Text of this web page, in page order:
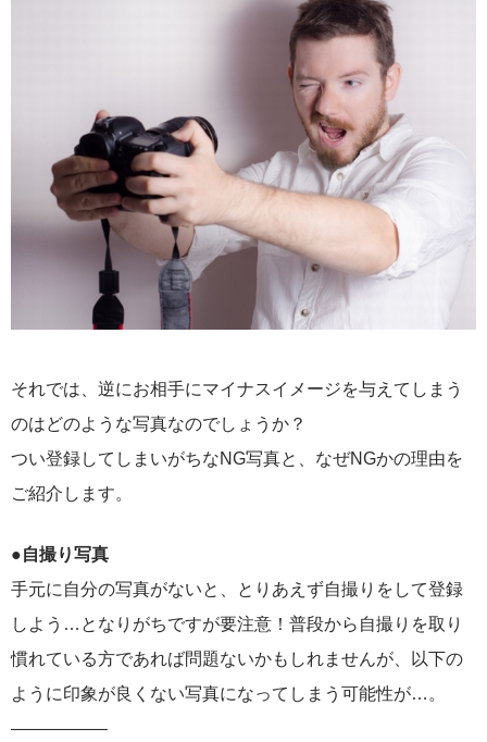
それでは、逆にお相手にマイナスイメージを与えてしまう
のはどのような写真なのでしょうか？
つい登録してしまいがちなNG写真と、なぜNGかの理由を
ご紹介します。
●自撮り写真
手元に自分の写真がないと、とりあえず自撮りをして登録
しよう…となりがちですが要注意！普段から自撮りを取り
慣れている方であれば問題ないかもしれませんが、以下の
ように印象が良くない写真になってしまう可能性が…。
—————–